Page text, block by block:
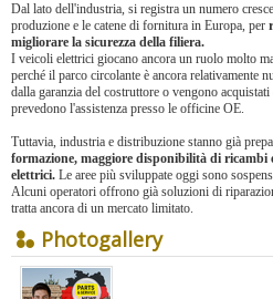
Dal lato dell'industria, si registra un numero
produzione e le catene di fornitura in Europa, per
migliorare la sicurezza della filiera.
I veicoli elettrici giocano ancora un ruolo molto
perché il parco circolante è ancora relativamente
dalla garanzia del costruttore o vengono
prevedono l'assistenza presso le officine OE.
Tuttavia, industria e distribuzione stanno già
formazione, maggiore disponibilità di
elettrici. Le aree più sviluppate oggi sono
Alcuni operatori offrono già soluzioni di
tratta ancora di un mercato limitato.
Photogallery